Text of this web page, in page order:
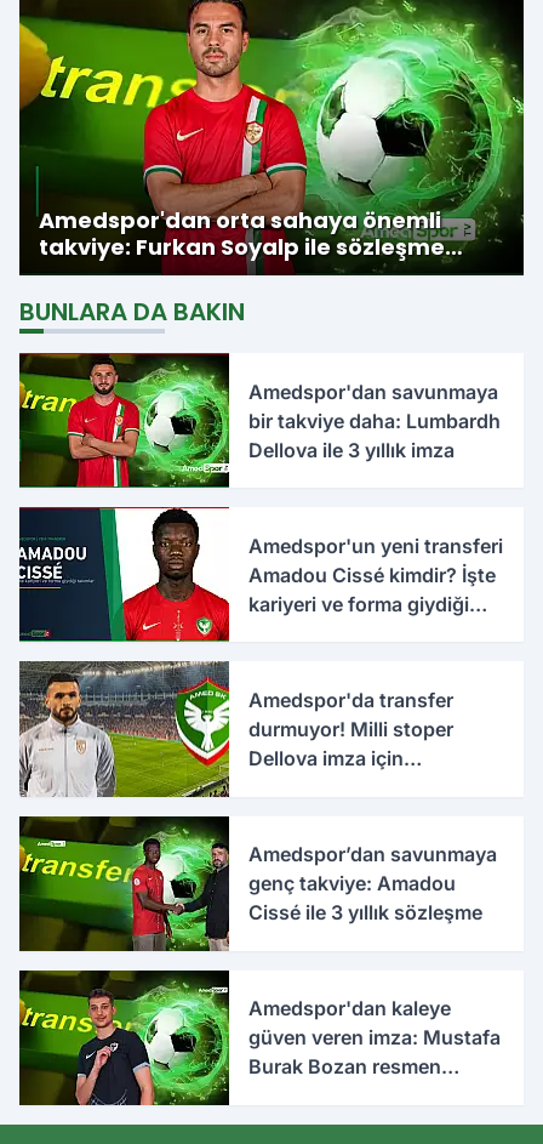
Amedspor'dan orta sahaya önemli
takviye: Furkan Soyalp ile sözleşme
imzalandı
BUNLARA DA BAKIN
Amedspor'dan savunmaya
bir takviye daha: Lumbardh
Dellova ile 3 yıllık imza
Amedspor'un yeni transferi
Amadou Cissé kimdir? İşte
kariyeri ve forma giydiği
Amedspor'da transfer
durmuyor! Milli stoper
Dellova imza için
Amedspor’dan savunmaya
genç takviye: Amadou
Cissé ile 3 yıllık sözleşme
Amedspor'dan kaleye
güven veren imza: Mustafa
Burak Bozan resmen